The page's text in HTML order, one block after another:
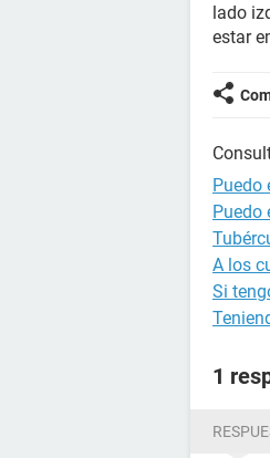
lado
estar
Puedo
Puedo
A los
Si
1